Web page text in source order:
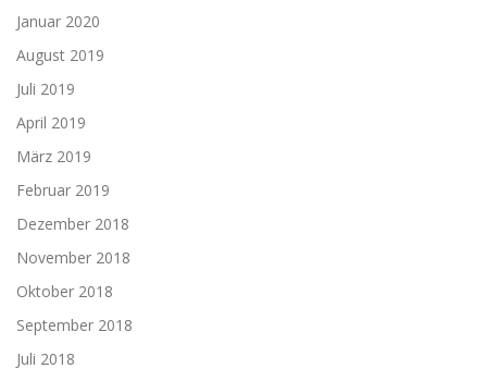
Januar 2020
August 2019
Juli 2019
April 2019
März 2019
Februar 2019
Dezember 2018
November 2018
Oktober 2018
September 2018
Juli 2018